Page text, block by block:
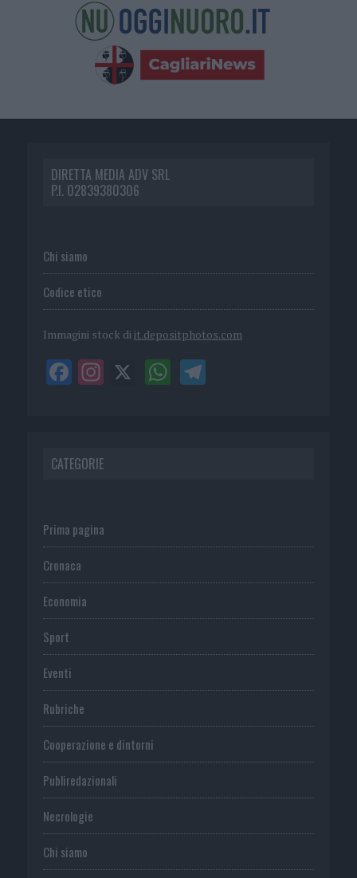
DIRETTA MEDIA ADV SRL
P.I. 02839380306
Chi siamo
Codice etico
Immagini stock di it.depositphotos.com
CATEGORIE
Prima pagina
Cronaca
Economia
Sport
Eventi
Rubriche
Cooperazione e dintorni
Publiredazionali
Necrologie
Chi siamo